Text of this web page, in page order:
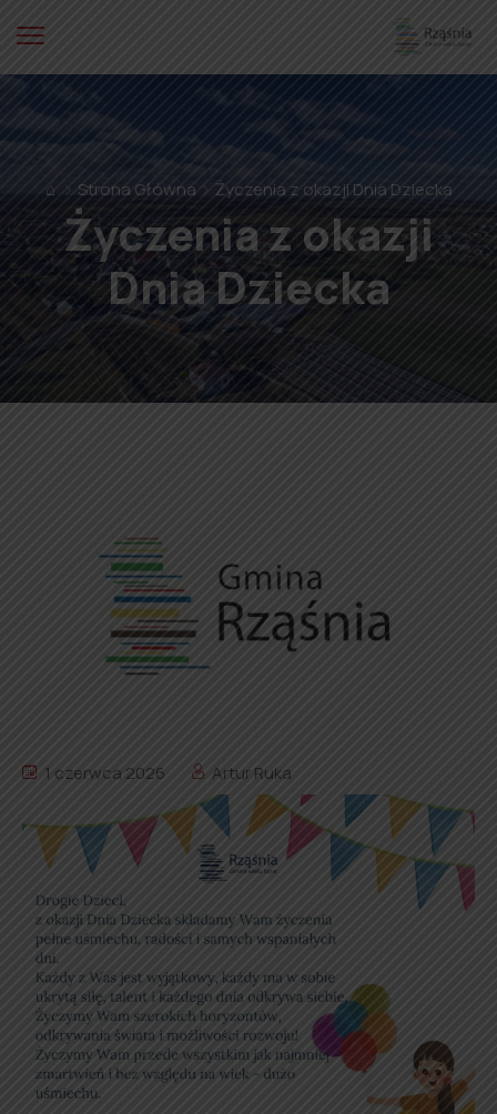
⌂ Strona Główna Życzenia z okazji Dnia Dziecka
Życzenia z okazji
Dnia Dziecka
1 czerwca 2026 Artur Ruka